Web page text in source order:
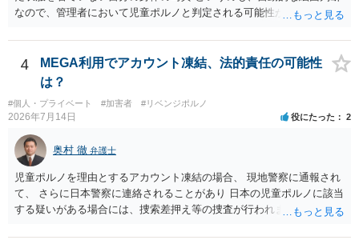
なので、管理者において児童ポルノと判定される可能性があります。
4
MEGA利用でアカウント凍結、法的責任の可能性
は？
#個人・プライベート #加害者 #リベンジポルノ
2026年7月14日 役にたった 2
奥村 徹 弁護士
児童ポルノを理由とするアカウント凍結の場合、 現地警察に通報され
て、 さらに日本警察に連絡されることがあり 日本の児童ポルノに該当
する疑いがある場合には、捜索差押え等の捜査が行われます。 実際に
ください。